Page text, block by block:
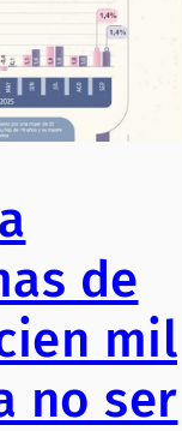
de
mil
no ser